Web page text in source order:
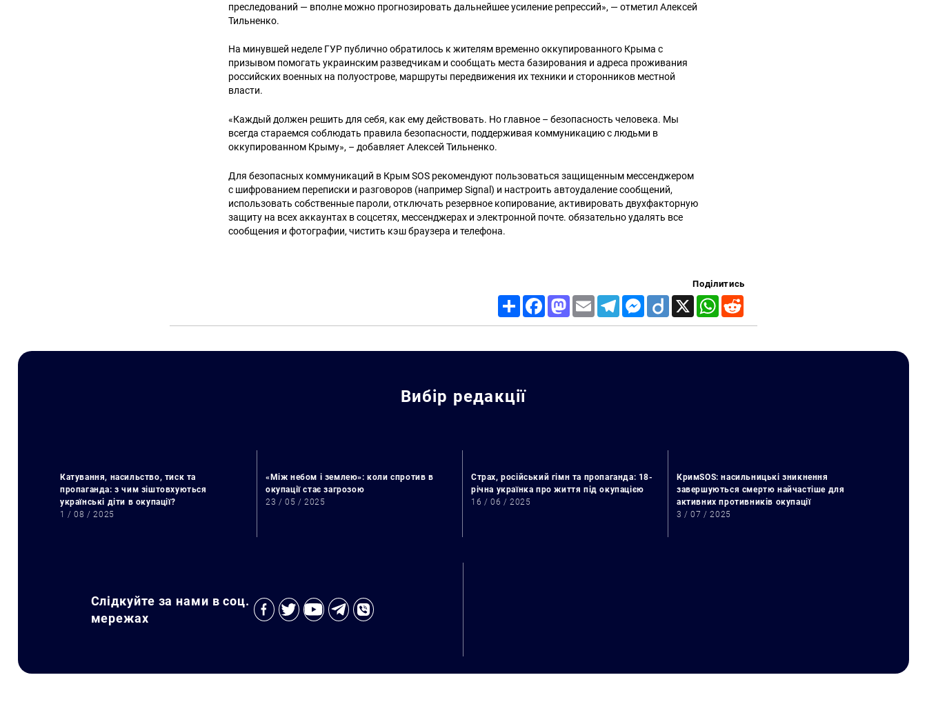
преследований — вполне можно прогнозировать дальнейшее усиление репрессий», — отметил Алексей
Тильненко.
На минувшей неделе ГУР публично обратилось к жителям временно оккупированного Крыма с
призывом помогать украинским разведчикам и сообщать места базирования и адреса проживания
российских военных на полуострове, маршруты передвижения их техники и сторонников местной
власти.
«Каждый должен решить для себя, как ему действовать. Но главное – безопасность человека. Мы
всегда стараемся соблюдать правила безопасности, поддерживая коммуникацию с людьми в
оккупированном Крыму», – добавляет Алексей Тильненко.
Для безопасных коммуникаций в Крым SOS рекомендуют пользоваться защищенным мессенджером
с шифрованием переписки и разговоров (например Signal) и настроить автоудаление сообщений,
использовать собственные пароли, отключать резервное копирование, активировать двухфакторную
защиту на всех аккаунтах в соцсетях, мессенджерах и электронной почте. обязательно удалять все
сообщения и фотографии, чистить кэш браузера и телефона.
Поділитись
Share FacebookMastodon
Email TelegramMessenger
Diigo X WhatsApp
Вибір редакції
Катування, насильство, тиск та
пропаганда: з чим зіштовхуються
українські діти в окупації?
1 / 08 / 2025
«Між небом і землею»: коли спротив в
окупації стає загрозою
23 / 05 / 2025
Страх, російський гімн та пропаганда: 18-
річна українка про життя під окупацією
16 / 06 / 2025
КримSOS: насильницькі зникнення
завершуються смертю найчастіше для
активних противників окупації
3 / 07 / 2025
Слідкуйте за нами в соц.
мережах